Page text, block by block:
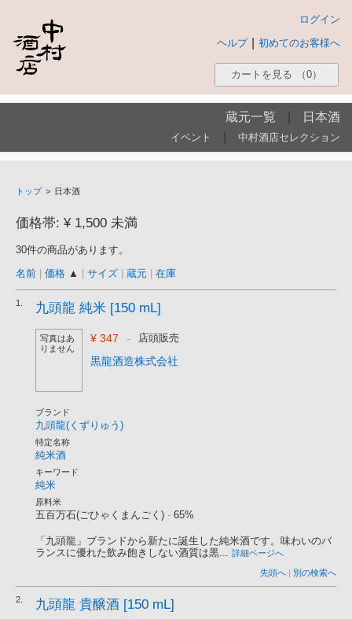
ログイン
初めてのお客様へ
ヘルプ
カートを見る （0）
蔵元一覧 日本酒
イベント 中村酒店セレクション
トップ > 日本酒
価格帯: ¥ 1,500 未満
30件の商品があります。
名前
価格 ▲ サイズ 蔵元 在庫
1. 九頭龍 純米 [150 mL]
写真はあ
りません
¥ 347 - 店頭販売
黒龍酒造株式会社
ブランド
九頭龍(くずりゅう)
特定名称
純米酒
キーワード
純米
原料米
五百万石(ごひゃくまんごく) - 65%
「九頭龍」ブランドから新たに誕生した純米酒です。味わいのバ
ランスに優れた飲み飽きしない酒質は黒... 詳細ページへ
先頭へ | 別の検索へ
2. 九頭龍 貴醸酒 [150 mL]